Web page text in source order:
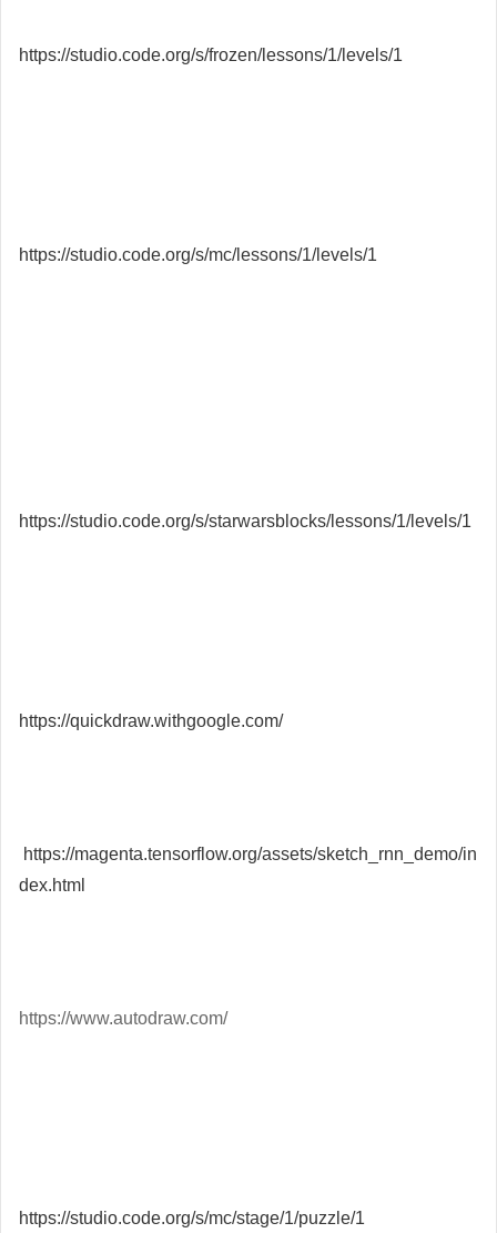
https://studio.code.org/s/frozen/lessons/1/levels/1
https://studio.code.org/s/mc/lessons/1/levels/1
https://studio.code.org/s/starwarsblocks/lessons/1/levels/1
https://quickdraw.withgoogle.com/
https://magenta.tensorflow.org/assets/sketch_rnn_demo/in
dex.html
https://www.autodraw.com/
https://studio.code.org/s/mc/stage/1/puzzle/1